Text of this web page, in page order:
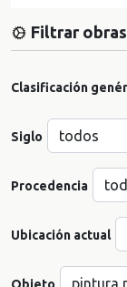
Filtrar obras
Clasificación
Siglo
Procedencia
Ubicación actual
Objeto